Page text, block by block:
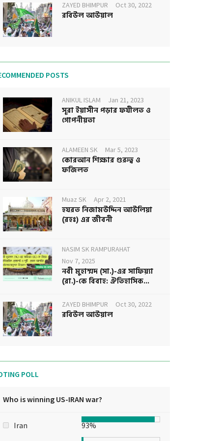
ZAYED BHIMPUR Oct 30, 2022
রবিউল আউয়াল
POSTS
ANIKUL ISLAM Jan 21, 2023
সূরা ইয়াসীন পড়ার ফযীলত ও
গোপনীয়তা
ALAMEEN SK Mar 5, 2023
কোরআন শিক্ষার গুরুত্ব ও
ফজিলত
Muaz SK Apr 2, 2021
হযরত নিজামউদ্দিন আউলিয়া
(রহঃ) এর জীবনী
NASIM SK RAMPURAHAT
Nov 7, 2025
নবী মুহাম্মদ (সা.)-এর সাফিয়্যা
(রা.)-কে বিবাহ: ঐতিহাসিক...
ZAYED BHIMPUR Oct 30, 2022
রবিউল আউয়াল
POLL
Who is winning US-IRAN war?
Iran 93%